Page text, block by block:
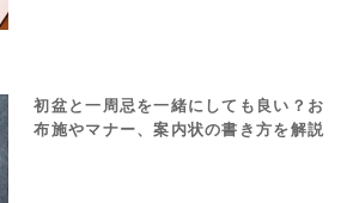
初盆と一周忌を一緒にしても良い？お
布施やマナー、案内状の書き方を解説